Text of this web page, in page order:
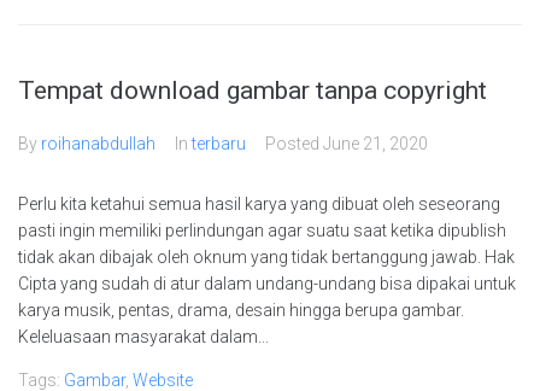
Tempat download gambar tanpa copyright
By roihanabdullah Interbaru Posted June 21, 2020
Perlu kita ketahui semua hasil karya yang dibuat oleh seseorang
pasti ingin memiliki perlindungan agar suatu saat ketika dipublish
tidak akan dibajak oleh oknum yang tidak bertanggung jawab. Hak
Cipta yang sudah di atur dalam undang-undang bisa dipakai untuk
karya musik, pentas, drama, desain hingga berupa gambar.
Keleluasaan masyarakat dalam...
Tags: Gambar, Website